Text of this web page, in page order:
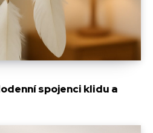
spojenci klidu a